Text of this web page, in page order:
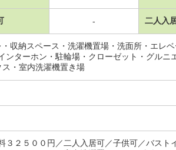
- 二人入
収納スペース・洗濯機置場・洗面所・エレ
ンターホン・駐輪場・クローゼット・グルニ
・室内洗濯機置き場
３２５００円／二人入居可／子供可／バスト